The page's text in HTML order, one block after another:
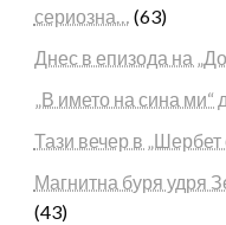
сериозна… (63)
Днес в епизода на
„В името на сина
Тази вечер в
Магнитна буря удря
(43)